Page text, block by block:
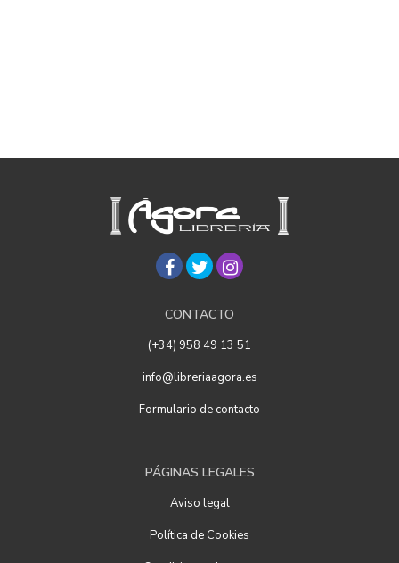
CONTACTO
(+34) 958 49 13 51
info@libreriaagora.es
Formulario de contacto
PÁGINAS LEGALES
Aviso legal
Política de Cookies